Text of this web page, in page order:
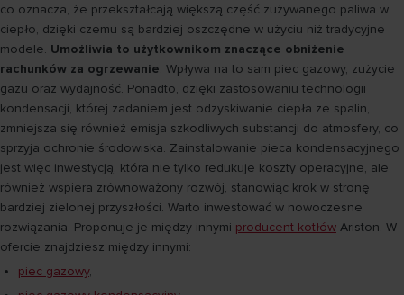
co oznacza, że przekształcają większą część zużywanego paliwa w
ciepło, dzięki czemu są bardziej oszczędne w użyciu niż tradycyjne
modele. Umożliwia to użytkownikom znaczące obniżenie
rachunków za ogrzewanie. Wpływa na to sam piec gazowy, zużycie
gazu oraz wydajność. Ponadto, dzięki zastosowaniu technologii
kondensacji, której zadaniem jest odzyskiwanie ciepła ze spalin,
zmniejsza się również emisja szkodliwych substancji do atmosfery, co
sprzyja ochronie środowiska. Zainstalowanie pieca kondensacyjnego
jest więc inwestycją, która nie tylko redukuje koszty operacyjne, ale
również wspiera zrównoważony rozwój, stanowiąc krok w stronę
bardziej zielonej przyszłości. Warto inwestować w nowoczesne
rozwiązania. Proponuje je między innymi producent kotłów Ariston. W
ofercie znajdziesz między innymi:
piec gazowy,